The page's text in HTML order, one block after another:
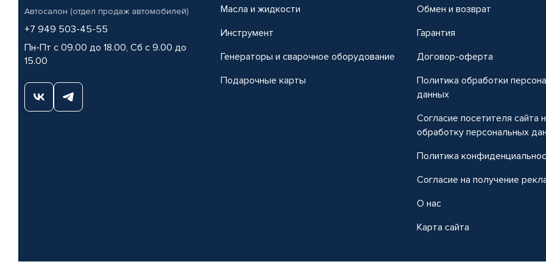
Автосалон (отдел продаж автомобилей)
+7 949 503-45-55
Пн-Пт с 09.00 до 18.00, Сб с 9.00 до
15.00
Масла и жидкости
Инструмент
Генераторы и сварочное оборудование
Подарочные карты
Обмен и возврат
Гарантия
Договор-оферта
Политика обработки
данных
Согласие посетителя сайта
обработку персональных
Политика
Согласие на получение
О нас
Карта сайта